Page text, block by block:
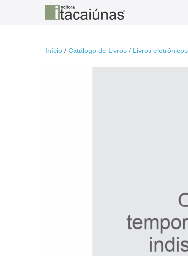
Início / Catálogo de Livros / Livros eletrônicos